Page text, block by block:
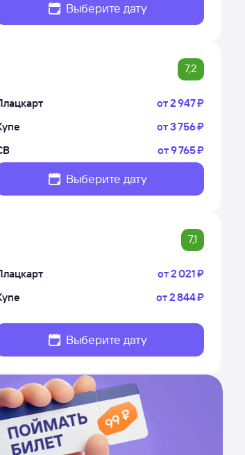
Выберите дату
7,2
от2 ⁠947 ⁠₽
от3 ⁠756 ⁠₽
от9 ⁠765 ⁠₽
Выберите дату
7,1
от2 ⁠021 ⁠₽
от2 ⁠844 ⁠₽
Выберите дату